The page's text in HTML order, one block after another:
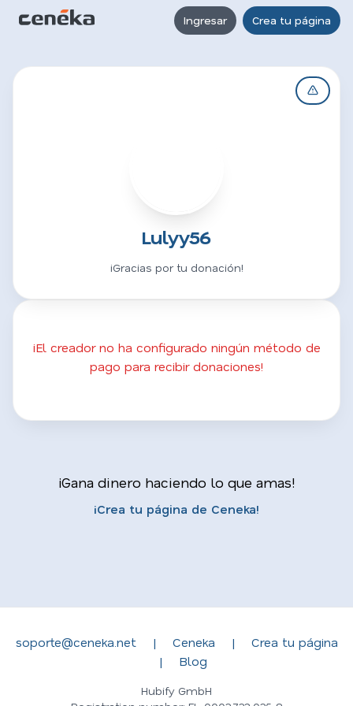
Ingresar Crea tu página
Lulyy56
¡Gracias por tu donación!
¡El creador no ha configurado ningún método de
pago para recibir donaciones!
¡Gana dinero haciendo lo que amas!
¡Crea tu página de Ceneka!
soporte@ceneka.net | Ceneka |
Crea tu página
|
Blog
Hubify GmbH